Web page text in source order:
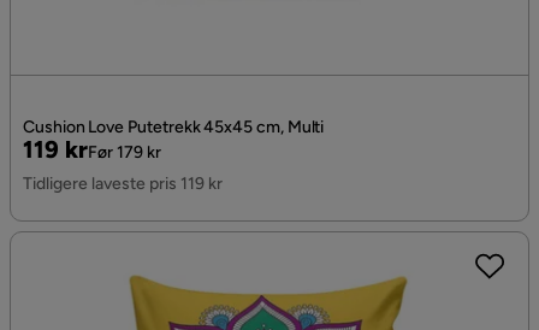
Cushion Love Putetrekk 45x45 cm, Multi
Pris
119 kr
Original
Pris
Før 179 kr
Tidligere laveste pris 119 kr